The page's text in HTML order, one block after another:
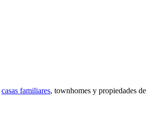
casas familiares, townhomes y propiedades de